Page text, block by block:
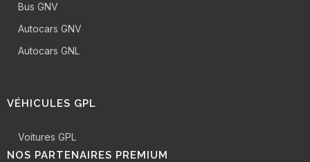
Bus GNV
Autocars GNV
Autocars GNL
VÉHICULES GPL
Voitures GPL
NOS PARTENAIRES PREMIUM